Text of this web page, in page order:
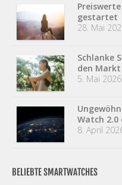
gestartet
28. Mai
Schlanke
den Markt
5. Mai 2026
Watch 2.0
8. April
BELIEBTE SMARTWATCHES